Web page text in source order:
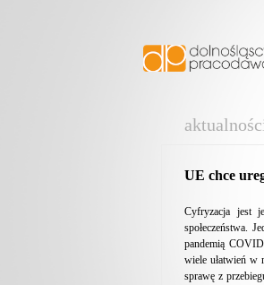
UE chce
Cyfryzacja jest
społeczeństwa.
pandemią
wiele ułatwień w
sprawę z